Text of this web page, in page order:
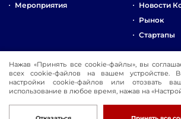
Мероприятия
Новости
Рынок
Стартапы
Реклама
Контакты
Нажав «Принять все cookie-файлы», вы
всех cookie-файлов на вашем устройстве.
настройки cookie-файлов или отозвать
использование в любое время, нажав на